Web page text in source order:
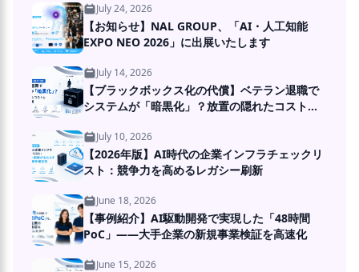
July 24, 2026
【お知らせ】NAL GROUP、「AI・人工知能
EXPO NEO 2026」に出展いたします
July 14, 2026
【ブラックボックス化の代償】ベテラン退職で
システムが「暗黒化」？放置の隠れたコストと
July 10, 2026
【2026年版】AI時代の企業インフラチェックリ
スト：競争力を高めるレガシー刷新
June 18, 2026
【事例紹介】AI駆動開発で実現した「48時間
PoC」――大手企業の新規事業検証を高速化
June 15, 2026